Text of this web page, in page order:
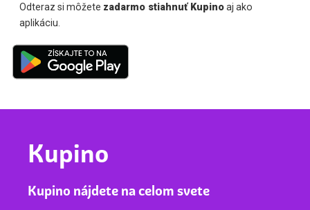
Odteraz si môžete zadarmo stiahnuť Kupinoaj ako
aplikáciu.
Kupino
Kupino nájdete na celom svete